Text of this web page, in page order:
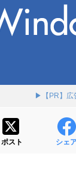
▶【PR】広
ポスト シェ